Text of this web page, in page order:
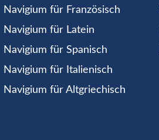
Navigium für Französisch
Navigium für Latein
Navigium für Spanisch
Navigium für Italienisch
Navigium für Altgriechisch